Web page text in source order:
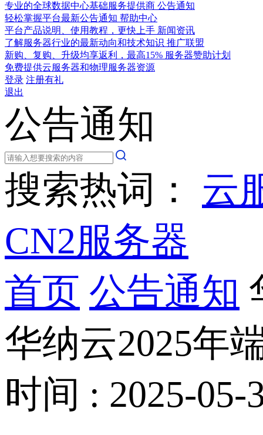
专业的全球数据中心基础服务提供商 公告通知
轻松掌握平台最新公告通知 帮助中心
平台产品说明、使用教程，更快上手 新闻资讯
了解服务器行业的最新动向和技术知识 推广联盟
新购、复购、升级均享返利，最高15% 服务器赞助计划
免费提供云服务器和物理服务器资源
登录 注册有礼
退出
公告通知
搜索热词： 云
CN2服务器
首页 公告通知
华纳云2025年
时间 : 2025-05-